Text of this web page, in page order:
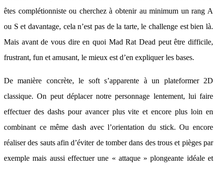
êtes complétionniste ou cherchez à obtenir au minimum un rang A
ou S et davantage, cela n’est pas de la tarte, le challenge est bien là.
Mais avant de vous dire en quoi Mad Rat Dead peut être difficile,
frustrant, fun et amusant, le mieux est d’en expliquer les bases.
De manière concrète, le soft s’apparente à un plateformer 2D
classique. On peut déplacer notre personnage lentement, lui faire
effectuer des dashs pour avancer plus vite et encore plus loin en
combinant ce même dash avec l’orientation du stick. Ou encore
réaliser des sauts afin d’éviter de tomber dans des trous et pièges par
exemple mais aussi effectuer une « attaque » plongeante idéale et